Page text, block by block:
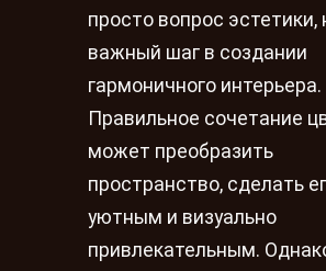
просто вопрос эстетики,
важный шаг в создании
гармоничного интерьера.
Правильное сочетание
может преобразить
пространство, сделать
уютным и визуально
привлекательным.